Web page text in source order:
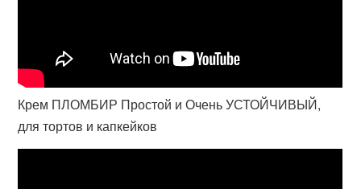
Крем ПЛОМБИР Простой и Очень УСТОЙЧИВЫЙ,
для тортов и капкейков